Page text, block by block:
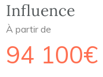
Influence
À partir de
94 100€